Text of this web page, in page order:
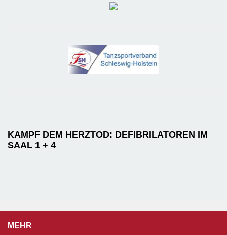
KAMPF DEM HERZTOD: DEFIBRILATOREN IM
SAAL 1 + 4
MEHR